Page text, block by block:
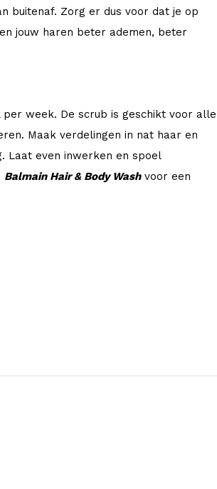
buitenaf. Zorg er dus voor dat je op
jouw haren beter ademen, beter
week. De scrub is geschikt voor alle
Maak verdelingen in nat haar en
Laat even inwerken en spoel
Balmain Hair & Body Washvoor een